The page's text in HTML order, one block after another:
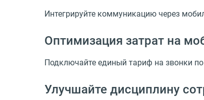
Интегрируйте коммуникацию через
Оптимизация затрат на
Подключайте единый тариф на звонки
Улучшайте дисциплину